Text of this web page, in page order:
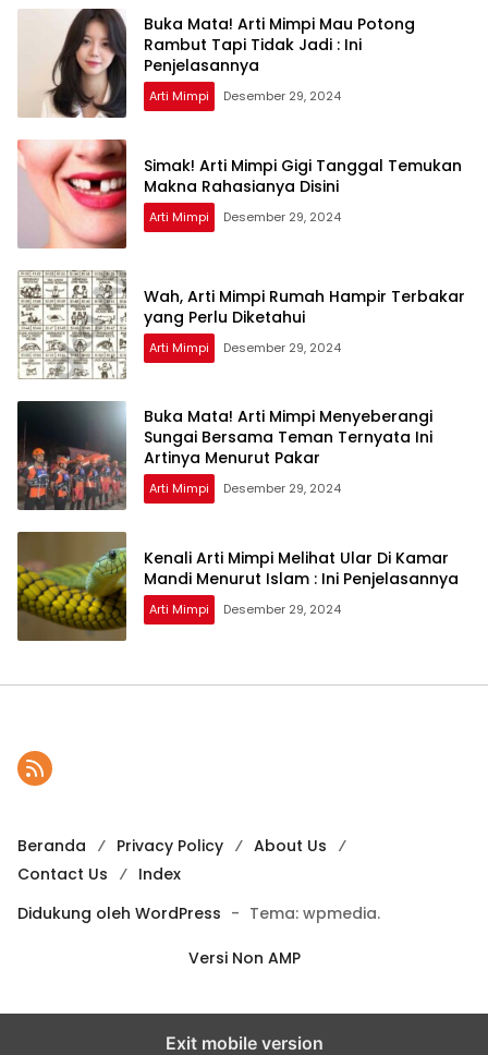
Buka Mata! Arti Mimpi Mau Potong
Rambut Tapi Tidak Jadi : Ini
Penjelasannya
Arti Mimpi Desember 29, 2024
Simak! Arti Mimpi Gigi Tanggal Temukan
Makna Rahasianya Disini
Arti Mimpi Desember 29, 2024
Wah, Arti Mimpi Rumah Hampir Terbakar
yang Perlu Diketahui
Arti Mimpi Desember 29, 2024
Buka Mata! Arti Mimpi Menyeberangi
Sungai Bersama Teman Ternyata Ini
Artinya Menurut Pakar
Arti Mimpi Desember 29, 2024
Kenali Arti Mimpi Melihat Ular Di Kamar
Mandi Menurut Islam : Ini Penjelasannya
Arti Mimpi Desember 29, 2024
Beranda Privacy Policy
About Us
Contact Us
Index
Didukung oleh WordPress - Tema: wpmedia.
Versi Non AMP
Exit mobile version